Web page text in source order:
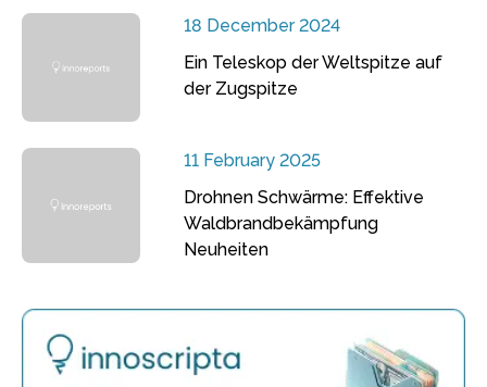
18 December 2024
Ein Teleskop der Weltspitze auf
der Zugspitze
11 February 2025
Drohnen Schwärme: Effektive
Waldbrandbekämpfung
Neuheiten